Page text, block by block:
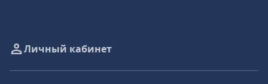
Личный кабинет